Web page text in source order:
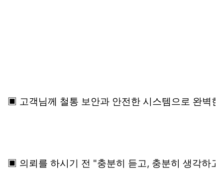
▣ 고객님께 철통 보안과 안전한 시스템으로 완벽
▣ 의뢰를 하시기 전 "충분히 듣고, 충분히 생각하